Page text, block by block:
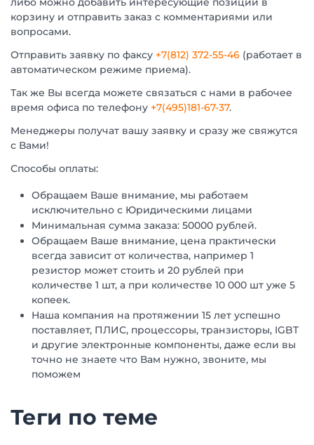
корзину и отправить заказ с комментариями или
вопросами.
Отправить заявку по факсу +7(812) 372-55-46 (работает в
автоматическом режиме приема).
Так же Вы всегда можете связаться с нами в рабочее
время офиса по телефону +7(495)181-67-37.
Менеджеры получат вашу заявку и сразу же свяжутся
с Вами!
Способы оплаты:
Обращаем Ваше внимание, мы работаем
исключительно с Юридическими лицами
Минимальная сумма заказа: 50000 рублей.
Обращаем Ваше внимание, цена практически
всегда зависит от количества, например 1
резистор может стоить и 20 рублей при
количестве 1 шт, а при количестве 10 000 шт уже 5
копеек.
Наша компания на протяжении 15 лет успешно
поставляет, ПЛИС, процессоры, транзисторы, IGBT
и другие электронные компоненты, даже если вы
точно не знаете что Вам нужно, звоните, мы
поможем
Теги по теме